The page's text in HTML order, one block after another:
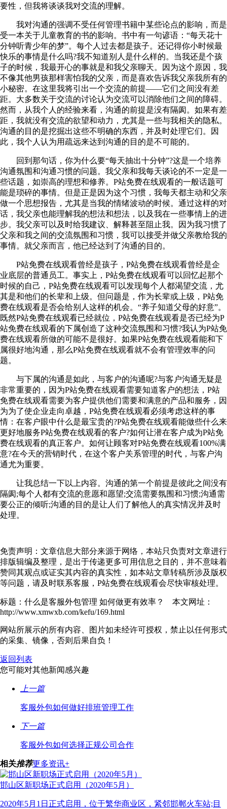
要性，但我将谈谈我对交流的理解。
我对沟通的强调不受任何管理书籍中某些论点的影响，而是
受一本关于儿童教育的书的影响。书中有一句谚语：“每天花十
分钟听青少年的梦”。每个人过去都是孩子。还记得你小时候最
快乐的事情是什么吗?我不知道别人是什么样的。当我还是个孩
子的时候，我最开心的事就是和我父亲聊天。因为这个原因，我
不像其他男孩那样害怕我的父亲，而是喜欢告诉我父亲我所有的
小秘密。在这里我将引出一个交流的前提——它们之间没有差
距。大多数关于交流的讨论认为交流可以消除他们之间的障碍。
然而，从我个人的经验来看，沟通的前提是没有隔阂。如果有差
距，我就没有交流的欲望和动力，尤其是一些与我相关的隐私。
沟通的目的是挖掘出这些不明确的东西，并及时处理它们。因
此，我个人认为用疏远来达到沟通的目的是不可能的。
回到那句话，你为什么要“每天抽出十分钟”?这是一个培养
沟通氛围和沟通习惯的问题。我父亲和我每天谈论的不一定是一
些话题，如崇高的理想和修养。P站免费在线观看的一般话题可
能是琐碎的事情。但是正是因为这个习惯，我每天都主动和父亲
做一个思想报告，尤其是当我的情绪波动的时候。通过这样的对
话，我父亲也能理解我的想法和想法，以及我在一些事情上的进
步。我父亲可以及时给我建议、解释甚至阻止我。因为我习惯了
父亲和我之间的交流氛围和习惯，我可以接受并做父亲教给我的
事情。就父亲而言，他已经达到了沟通的目的。
P站免费在线观看曾经是孩子，P站免费在线观看曾经是企
业底层的普通员工。事实上，P站免费在线观看可以回忆起那个
时候的自己，P站免费在线观看可以发现每个人都渴望交流，尤
其是和他们的长辈和上级。但问题是，作为长辈或上级，P站免
费在线观看是否会给别人这样的机会。“养子知道父母的好意”。
既然P站免费在线观看已经就位，P站免费在线观看是否已经为P
站免费在线观看的下属创造了这种交流氛围和习惯?我认为P站免
费在线观看所做的可能不是很好。如果P站免费在线观看能和下
属很好地沟通，那么P站免费在线观看就不会有管理效率的问
题。
与下属的沟通是如此，与客户的沟通呢?与客户沟通无疑是
非常重要的，因为P站免费在线观看需要知道客户的想法，P站
免费在线观看需要为客户提供他们需要和满意的产品和服务，因
为为了使企业走向卓越，P站免费在线观看必须考虑这样的事
情：在客户眼中什么是最宝贵的?P站免费在线观看能做些什么来
更好地服务P站免费在线观看的客户?如何让潜在客户成为P站免
费在线观看的真正客户。如何让顾客对P站免费在线观看100%满
意?在今天的营销时代，在这个客户关系管理的时代，与客户沟
通尤为重要。
让我总结一下以上内容。沟通的第一个前提是彼此之间没有
隔阂;每个人都有交流的意愿和愿望;交流需要氛围和习惯;沟通需
要公正的倾听;沟通的目的是让人们了解他人的真实情况并及时
处理。
免责声明：文章信息大部分来源于网络，本站只负责对文章进行
排版辑编及整理，是出于传递更多可用信息之目的，并不意味着
赞同其观点或证实其内容的真实性，如本站文章转稿所涉及版权
等问题，请及时联系客服，P站免费在线观看会尽快审核处理。
标题：什么是客服外包管理 如何做更有效率？ 本文网址：
http://www.xmwxb.com/kefu/169.html
网站所展示的所有内容、图片如未经许可授权，禁止以任何形式
的采集、镜像，否则后果自负！
返回列表
您可能对其他新闻感兴趣
上一篇
客服外包如何做好排班管理工作
下一篇
客服外包如何选择正规公司合作
相关推荐更多资讯+
邯山区新职场正式启用（2020年5月）
2020年5月1日正式启用，位于繁华商业区，紧邻邯郸火车站;目